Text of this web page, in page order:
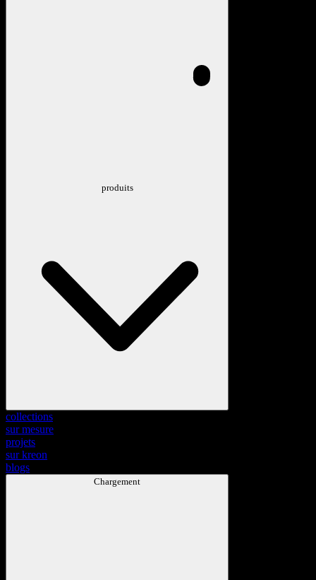
produits
collections
sur mesure
projets
sur kreon
blogs
Chargement